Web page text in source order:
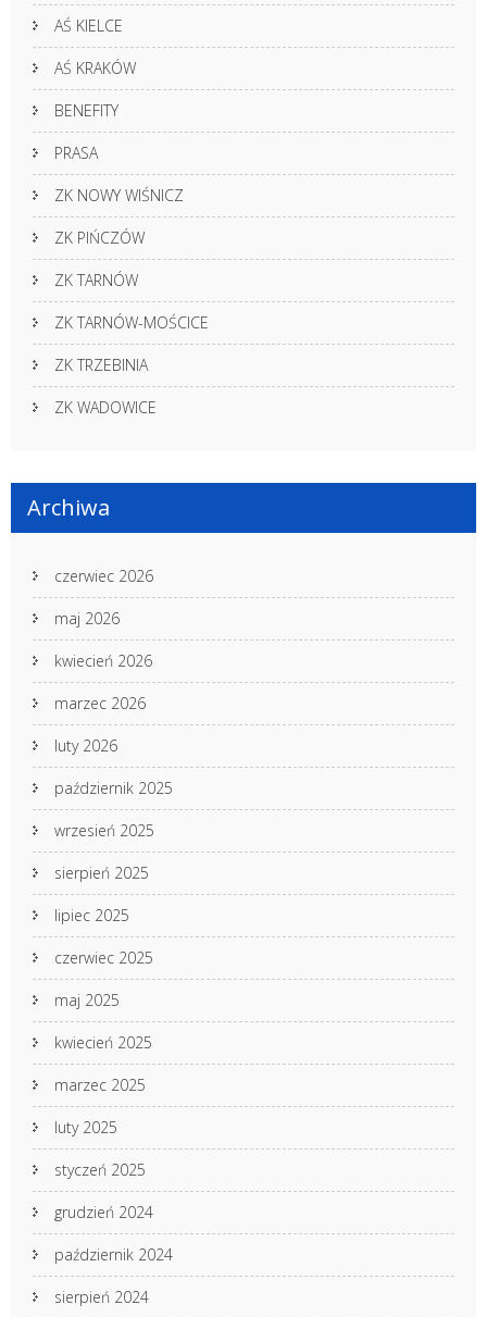
AŚ KIELCE
AŚ KRAKÓW
BENEFITY
PRASA
ZK NOWY WIŚNICZ
ZK PIŃCZÓW
ZK TARNÓW
ZK TARNÓW-MOŚCICE
ZK TRZEBINIA
ZK WADOWICE
Archiwa
czerwiec 2026
maj 2026
kwiecień 2026
marzec 2026
luty 2026
październik 2025
wrzesień 2025
sierpień 2025
lipiec 2025
czerwiec 2025
maj 2025
kwiecień 2025
marzec 2025
luty 2025
styczeń 2025
grudzień 2024
październik 2024
sierpień 2024